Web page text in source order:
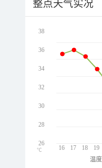
整点天气实况
16 17 18 19
38
36
34
32
30
28
26
℃
温